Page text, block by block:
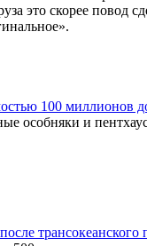
это скорее
100 миллионов
особняки и
трансокеанского